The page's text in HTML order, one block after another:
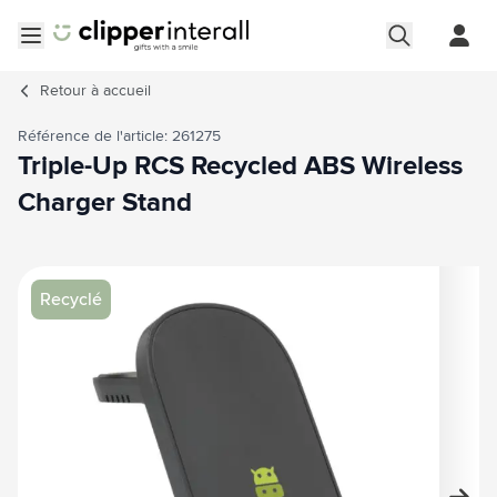
Retour à accueil
Recyclé
Image principale
Cliquez pour voir l'image en plein écran
Référence de l'article: 261275
Triple-Up RCS Recycled ABS Wireless
Charger Stand